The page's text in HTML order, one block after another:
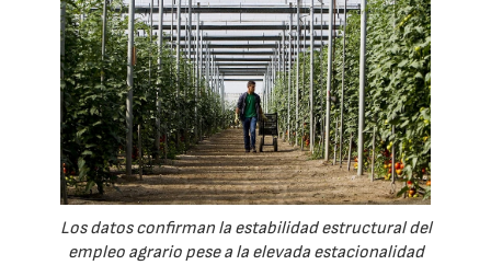
Los datos confirman la estabilidad estructural del
empleo agrario pese a la elevada estacionalidad